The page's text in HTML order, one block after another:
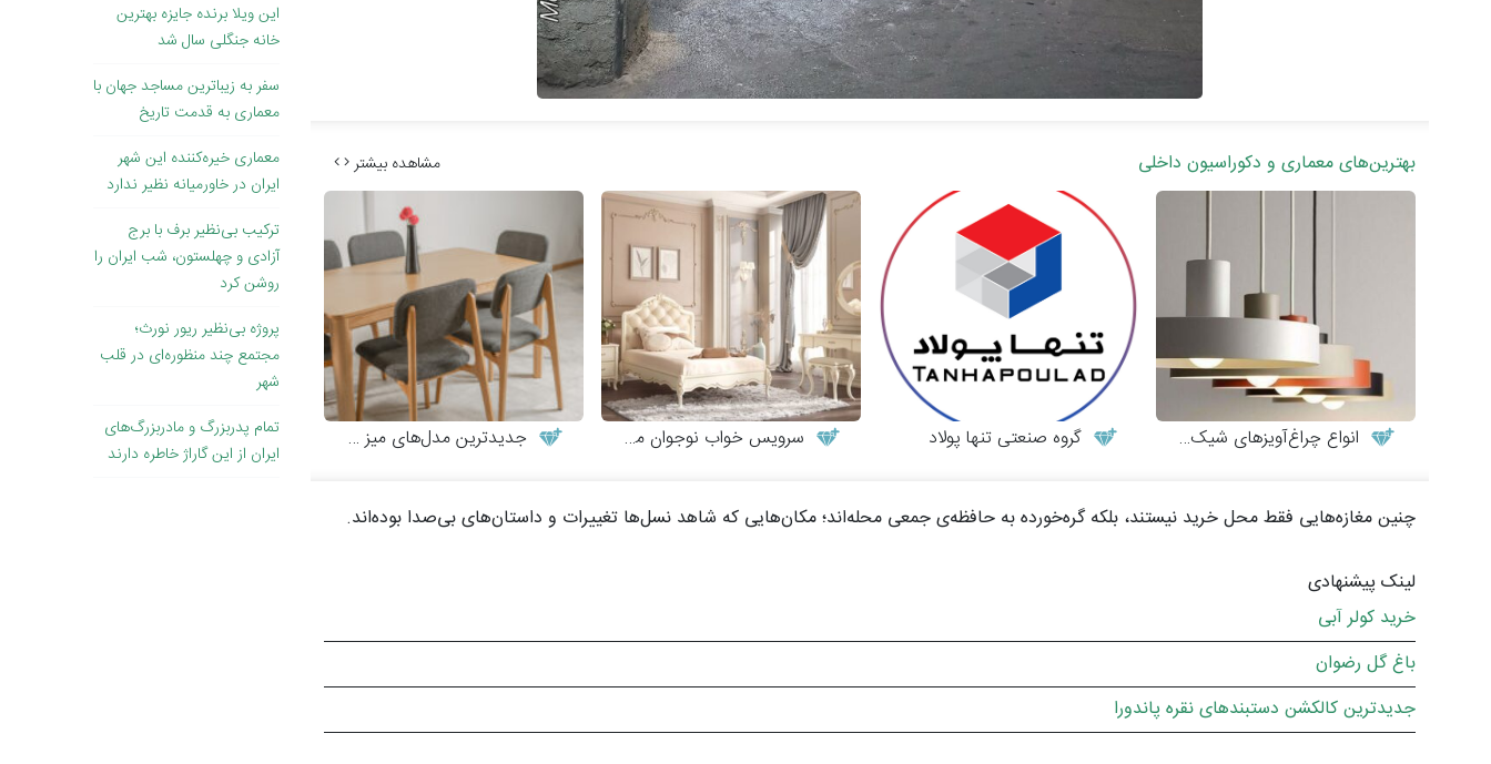
بهترین‌های معماری و دکوراسیون داخلی مشاهده بیشتر
انواع چراغ‌آویزهای شیک و مدرن گروه صنعتی تنها پولاد سرویس خواب نوجوان مدل کاترینا جدیدترین مدل‌های میز و صندلی چوبی مدرن
چنین مغازه‌هایی فقط محل خرید نیستند، بلکه گره‌خورده به حافظه‌ی جمعی محله‌اند؛ مکان‌هایی که شاهد نسل‌ها تغییرات و داستان‌های بی‌صدا بوده‌اند.
لینک پیشنهادی
خرید کولر آبی
باغ گل رضوان
جدیدترین کالکشن دستبندهای نقره پاندورا
این ویلا برنده جایزه بهترین
خانه جنگلی سال شد
سفر به زیباترین مساجد جهان با
معماری به قدمت تاریخ
معماری خیره‌کننده این شهر
ایران در خاورمیانه نظیر ندارد
ترکیب بی‌نظیر برف با برج
آزادی و چهلستون، شب ایران را
روشن کرد
پروژه بی‌نظیر ریور نورث؛
مجتمع چند منظوره‌ای در قلب
شهر
تمام پدربزرگ و مادربزرگ‌های
ایران از این گاراژ خاطره دارند